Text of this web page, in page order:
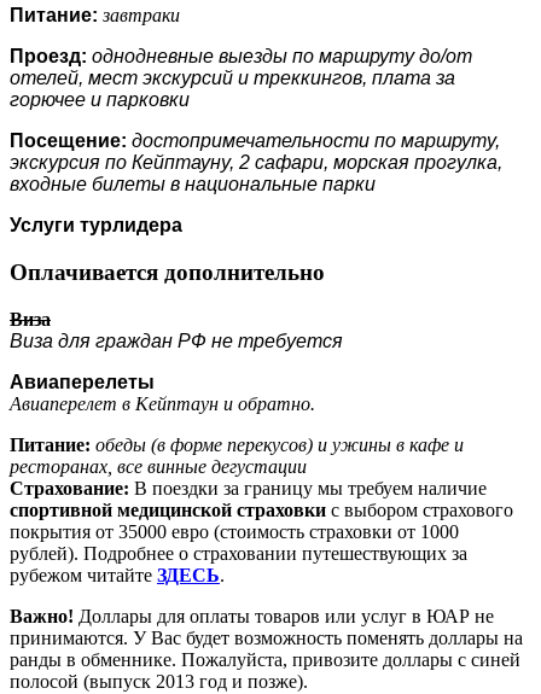
Питание: завтраки
Проезд: однодневные выезды по маршруту до/от
отелей, мест экскурсий и треккингов, плата за
горючее и парковки
Посещение: достопримечательности по маршруту,
экскурсия по Кейптауну, 2 сафари, морская прогулка,
входные билеты в национальные парки
Услуги турлидера
Оплачивается дополнительно
Виза
Виза для граждан РФ не требуется
Авиаперелеты
Авиаперелет в Кейптаун и обратно.
Питание: обеды (в форме перекусов) и ужины в кафе и
ресторанах, все винные дегустации
Страхование: В поездки за границу мы требуем наличие
спортивной медицинской страховки с выбором страхового
покрытия от 35000 евро (стоимость страховки от 1000
рублей). Подробнее о страховании путешествующих за
рубежом читайте ЗДЕСЬ.
Важно! Доллары для оплаты товаров или услуг в ЮАР не
принимаются. У Вас будет возможность поменять доллары на
ранды в обменнике. Пожалуйста, привозите доллары с синей
полосой (выпуск 2013 год и позже).